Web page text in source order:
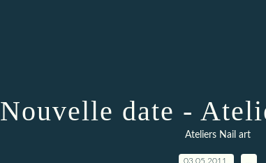
Nouvelle date -
Ateliers Nail art
03.05.2011